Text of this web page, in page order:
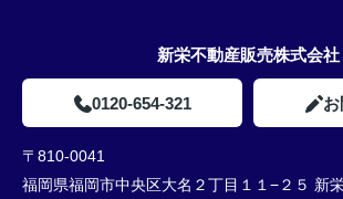
新栄不動産販売株式会社
0120-654-321 お
〒810-0041
福岡県福岡市中央区大名２丁目１１−２５ 新